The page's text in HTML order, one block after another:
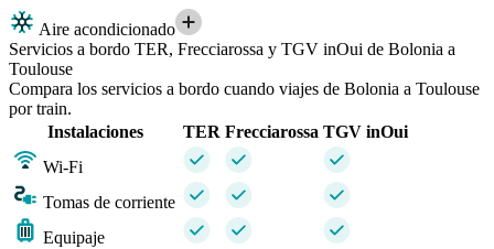
Aire acondicionado
Servicios a bordo TER, Frecciarossa y TGV inOui de Bolonia a
Toulouse
Compara los servicios a bordo cuando viajes de Bolonia a Toulouse
por train.
Instalaciones
TER Frecciarossa TGV inOui
Wi-Fi
Tomas de corriente
Equipaje